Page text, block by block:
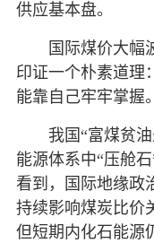
供应基本盘。
国际煤价大幅
印证一个朴素道理
能靠自己牢牢掌握。
我国“富煤贫
能源体系中“压舱
看到，国际地缘政
持续影响煤炭比价
但短期内化石能源